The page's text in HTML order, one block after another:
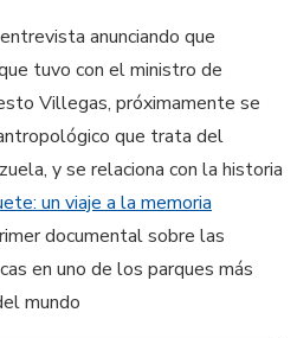
anunciando que
tuvo con el ministro de
Villegas, próximamente se
que trata del
y se relaciona con la historia
un viaje a la memoria
documental sobre las
en uno de los parques más
mundo